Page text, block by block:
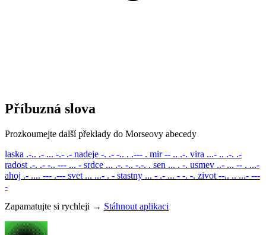
Příbuzná slova
Prozkoumejte další překlady do Morseovy abecedy
laska .-.. .- ... -.- .- nadeje -. .- -.. . .--- . mir -- .. .-. vira ...- .. .-. .-
radost .-. .- -.. --- ... - srdce ... .-. -.. -.-. . sen ... . -. usmev ..- ... -- . ...-
ahoj .- .... --- .--- svet ... ...- . - stastny ... - .- ... - -. -. zivot --.. .. ...- ---
-
Zapamatujte si rychleji → Stáhnout aplikaci